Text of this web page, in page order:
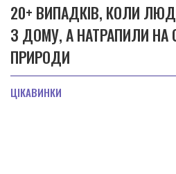
20+ ВИПАДКІВ, КОЛИ
З ДОМУ, А НАТРАПИЛИ
ПРИРОДИ
ЦІКАВИНКИ